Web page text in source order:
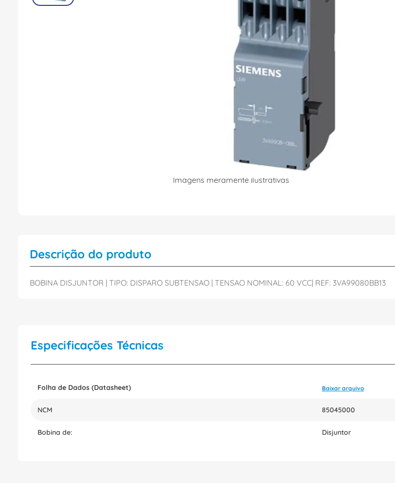
Imagens meramente ilustrativas
Descrição do produto
BOBINA DISJUNTOR | TIPO: DISPARO SUBTENSAO | TENSAO NOMINAL: 60 VCC| REF: 3VA99080BB13
Especificações Técnicas
Folha de Dados (Datasheet) Baixar arquivo
NCM 85045000
Bobina de: Disjuntor